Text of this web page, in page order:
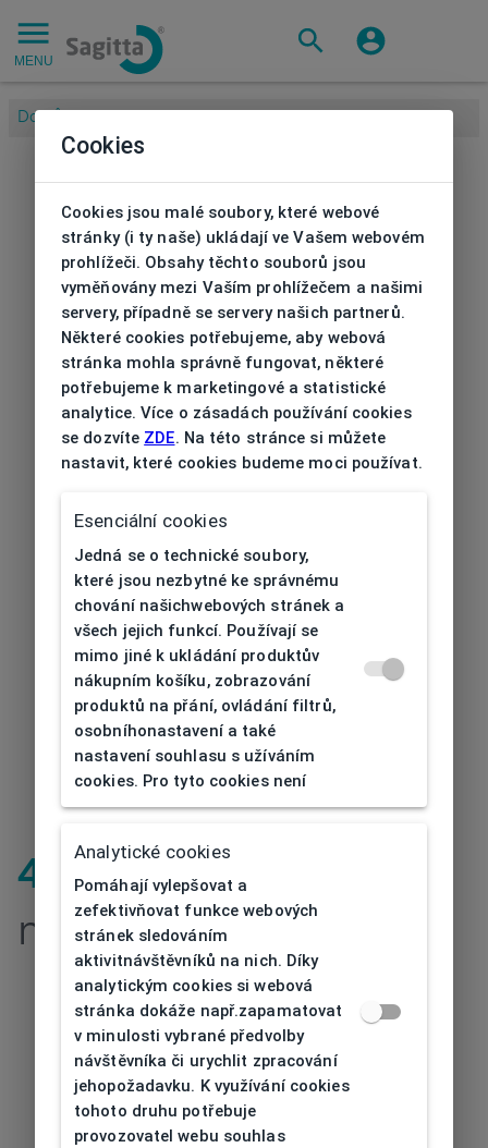
MENU
Domů
404| Stránka
nenalezena
Cookies
Cookies jsou malé soubory, které webové
stránky (i ty naše) ukládají ve Vašem webovém
prohlížeči. Obsahy těchto souborů jsou
vyměňovány mezi Vaším prohlížečem a našimi
servery, případně se servery našich partnerů.
Některé cookies potřebujeme, aby webová
stránka mohla správně fungovat, některé
potřebujeme k marketingové a statistické
analytice. Více o zásadách používání cookies
se dozvíte ZDE. Na této stránce si můžete
nastavit, které cookies budeme moci používat.
Esenciální cookies
Jedná se o technické soubory,
které jsou nezbytné ke správnému
chování našichwebových stránek a
všech jejich funkcí. Používají se
mimo jiné k ukládání produktův
nákupním košíku, zobrazování
produktů na přání, ovládání filtrů,
osobníhonastavení a také
nastavení souhlasu s užíváním
cookies. Pro tyto cookies není
Analytické cookies
Pomáhají vylepšovat a
zefektivňovat funkce webových
stránek sledováním
aktivitnávštěvníků na nich. Díky
analytickým cookies si webová
stránka dokáže např.zapamatovat
v minulosti vybrané předvolby
návštěvníka či urychlit zpracování
jehopožadavku. K využívání cookies
tohoto druhu potřebuje
provozovatel webu souhlas